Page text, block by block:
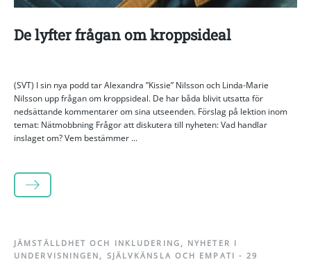
De lyfter frågan om kroppsideal
(SVT) I sin nya podd tar Alexandra ”Kissie” Nilsson och Linda-Marie
Nilsson upp frågan om kroppsideal. De har båda blivit utsatta för
nedsättande kommentarer om sina utseenden. Förslag på lektion inom
temat: Nätmobbning Frågor att diskutera till nyheten: Vad handlar
inslaget om? Vem bestämmer ...
LÄS MER
JÄMSTÄLLDHET OCH INKLUDERING , NYHETER I
UNDERVISNINGEN , SJÄLVKÄNSLA OCH EMPATI - 29